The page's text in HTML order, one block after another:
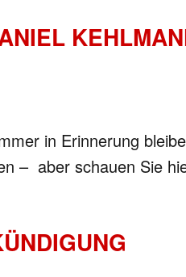
in Erinnerung
– aber schauen Sie